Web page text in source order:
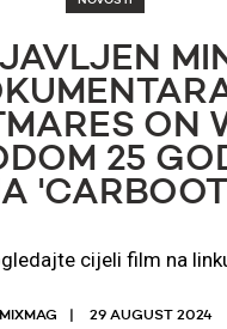
ON
25
cijeli film na
MIXMAG 29 AUGUST 2024